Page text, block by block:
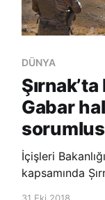
DÜNYA
Gabar
İçişleri
kapsamında